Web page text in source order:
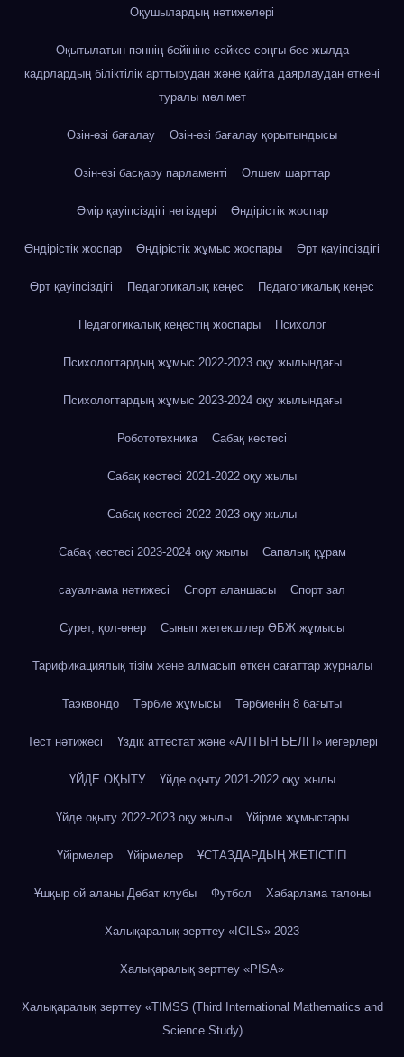
Оқушылардың нәтижелері
Оқытылатын пәннің бейініне сәйкес соңғы бес жылда
кадрлардың біліктілік арттырудан және қайта даярлаудан өткені
туралы мәлімет
Өзін-өзі бағалау Өзін-өзі бағалау қорытындысы
Өзін-өзі басқару парламенті Өлшем шарттар
Өмір қауіпсіздігі негіздері Өндірістік жоспар
Өндірістік жоспар Өндірістік жұмыс жоспары Өрт қауіпсіздігі
Өрт қауіпсіздігі Педагогикалық кеңес Педагогикалық кеңес
Педагогикалық кеңестің жоспары Психолог
Психологтардың жұмыс 2022-2023 оқу жылындағы
Психологтардың жұмыс 2023-2024 оқу жылындағы
Робототехника Сабақ кестесі
Сабақ кестесі 2021-2022 оқу жылы
Сабақ кестесі 2022-2023 оқу жылы
Сабақ кестесі 2023-2024 оқу жылы Сапалық құрам
сауалнама нәтижесі Спорт аланшасы Спорт зал
Сурет, қол-өнер Сынып жетекшілер ӘБЖ жұмысы
Тарификациялық тізім және алмасып өткен сағаттар журналы
Таэквондо Тәрбие жұмысы Тәрбиенің 8 бағыты
Тест нәтижесі Үздік аттестат және «АЛТЫН БЕЛГІ» иегерлері
ҮЙДЕ ОҚЫТУ Үйде оқыту 2021-2022 оқу жылы
Үйде оқыту 2022-2023 оқу жылы Үйірме жұмыстары
Үйірмелер Үйірмелер ҰСТАЗДАРДЫҢ ЖЕТІСТІГІ
Ұшқыр ой алаңы Дебат клубы Футбол Хабарлама талоны
Халықаралық зерттеу «IСILS» 2023
Халықаралық зерттеу «PISA»
Халықаралық зерттеу «TIMSS (Third International Mathematics and
Science Study)